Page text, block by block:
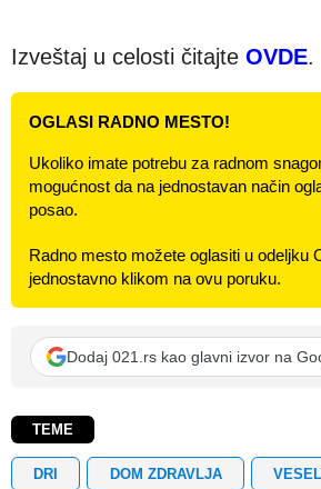
Izveštaj u celosti čitajte OVDE.
OGLASI RADNO MESTO!
Ukoliko imate potrebu za radnom
mogućnost da na jednostavan način
posao.
Radno mesto možete oglasiti u odeljku
jednostavno klikom na ovu poruku.
Dodaj 021.rs kao glavni izvor na
TEME
DRI DOM ZDRAVLJA